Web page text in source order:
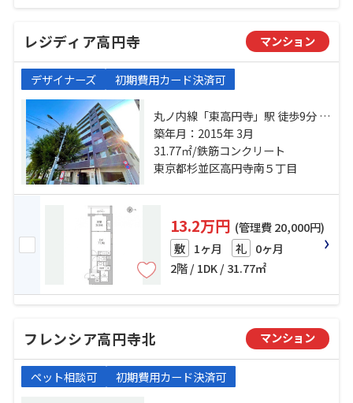
レジディア高円寺 マンション
デザイナーズ 初期費用カード決済可
丸ノ内線「東高円寺」駅 徒歩9分 総
武線「高円寺」駅 徒歩10分 丸ノ内
線「新高円寺」駅 徒歩14分
築年月：2015年 3月
31.77㎡/鉄筋コンクリート
東京都杉並区高円寺南５丁目
13.2万円 (管理費 20,000円)
敷 1ヶ月 礼 0ヶ月
2階 / 1DK / 31.77㎡
フレンシア高円寺北 マンション
ペット相談可 初期費用カード決済可